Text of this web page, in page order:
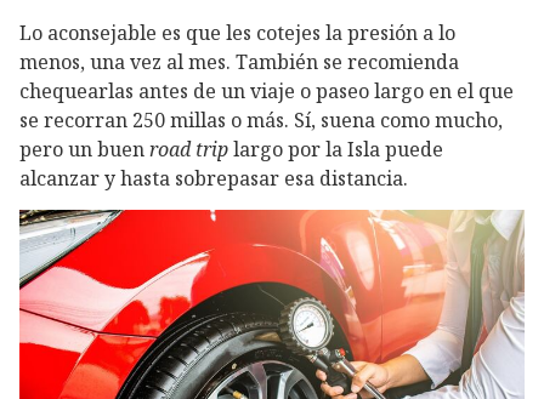
Lo aconsejable es que les cotejes la presión a lo
menos, una vez al mes. También se recomienda
chequearlas antes de un viaje o paseo largo en el que
se recorran 250 millas o más. Sí, suena como mucho,
pero un buenroad triplargo por la Isla puede
alcanzar y hasta sobrepasar esa distancia.